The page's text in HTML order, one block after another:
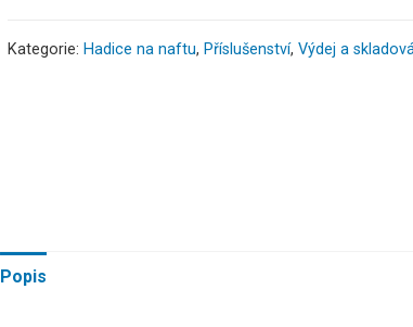
Kategorie: Hadice na naftu, Příslušenství, Výdej a
Popis